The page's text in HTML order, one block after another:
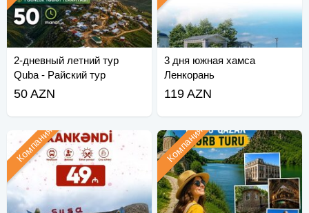
2-дневный летний тур
Quba - Райский тур
50 AZN
3 дня южная хамса
Ленкорань
119 AZN
Компания Компания